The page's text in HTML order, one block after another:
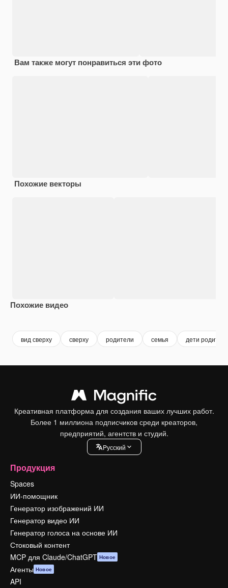
Вам также могут понравиться эти фото
Похожие векторы
Похожие видео
вид сверху сверху родители семья дети
Креативная платформа для создания ваших лучших работ.
Более 1 миллиона подписчиков среди креаторов,
предприятий, агентств и студий.
Pусский
Продукция
Spaces
ИИ-помощник
Генератор изображений ИИ
Генератор видео ИИ
Генератор голоса на основе ИИ
Стоковый контент
MCP для Claude/ChatGPT Новое
Агенты Новое
API